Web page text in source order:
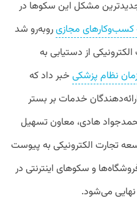
مشکل این سکوها در
کسب‌وکارهای مجازیروبه‌رو شد
از دستیابی به
نظام پزشکی خبر داد که
خدمات بر بستر
هادی، معاون تسهیل
تجارت الکترونیکی به پیوست
و سکوهای اینترنتی در
می‌شود.